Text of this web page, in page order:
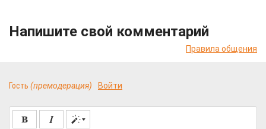
Напишите свой комментарий
Правила общения
Гость (премодерация) Войти